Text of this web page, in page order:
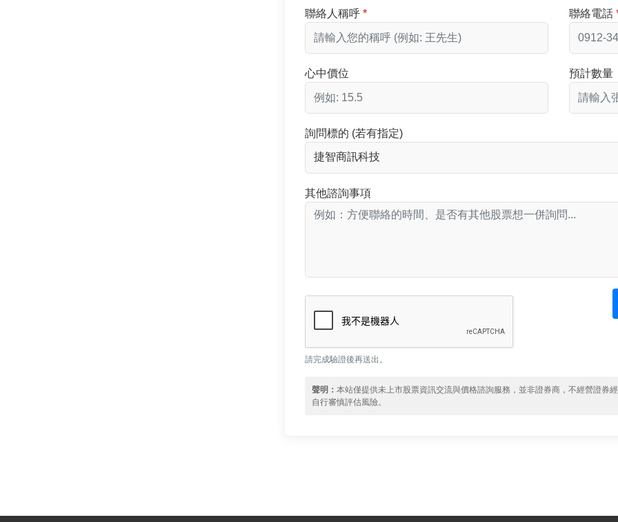
聯絡人稱呼 聯絡電話
心中價位 預計數量
詢問標的 (若有指定)
其他諮詢事項
請完成驗證後再送出。
聲明：本站僅提供未上市股票資訊交流與價格諮詢服務，並非證券商，不經營證券
自行審慎評估風險。